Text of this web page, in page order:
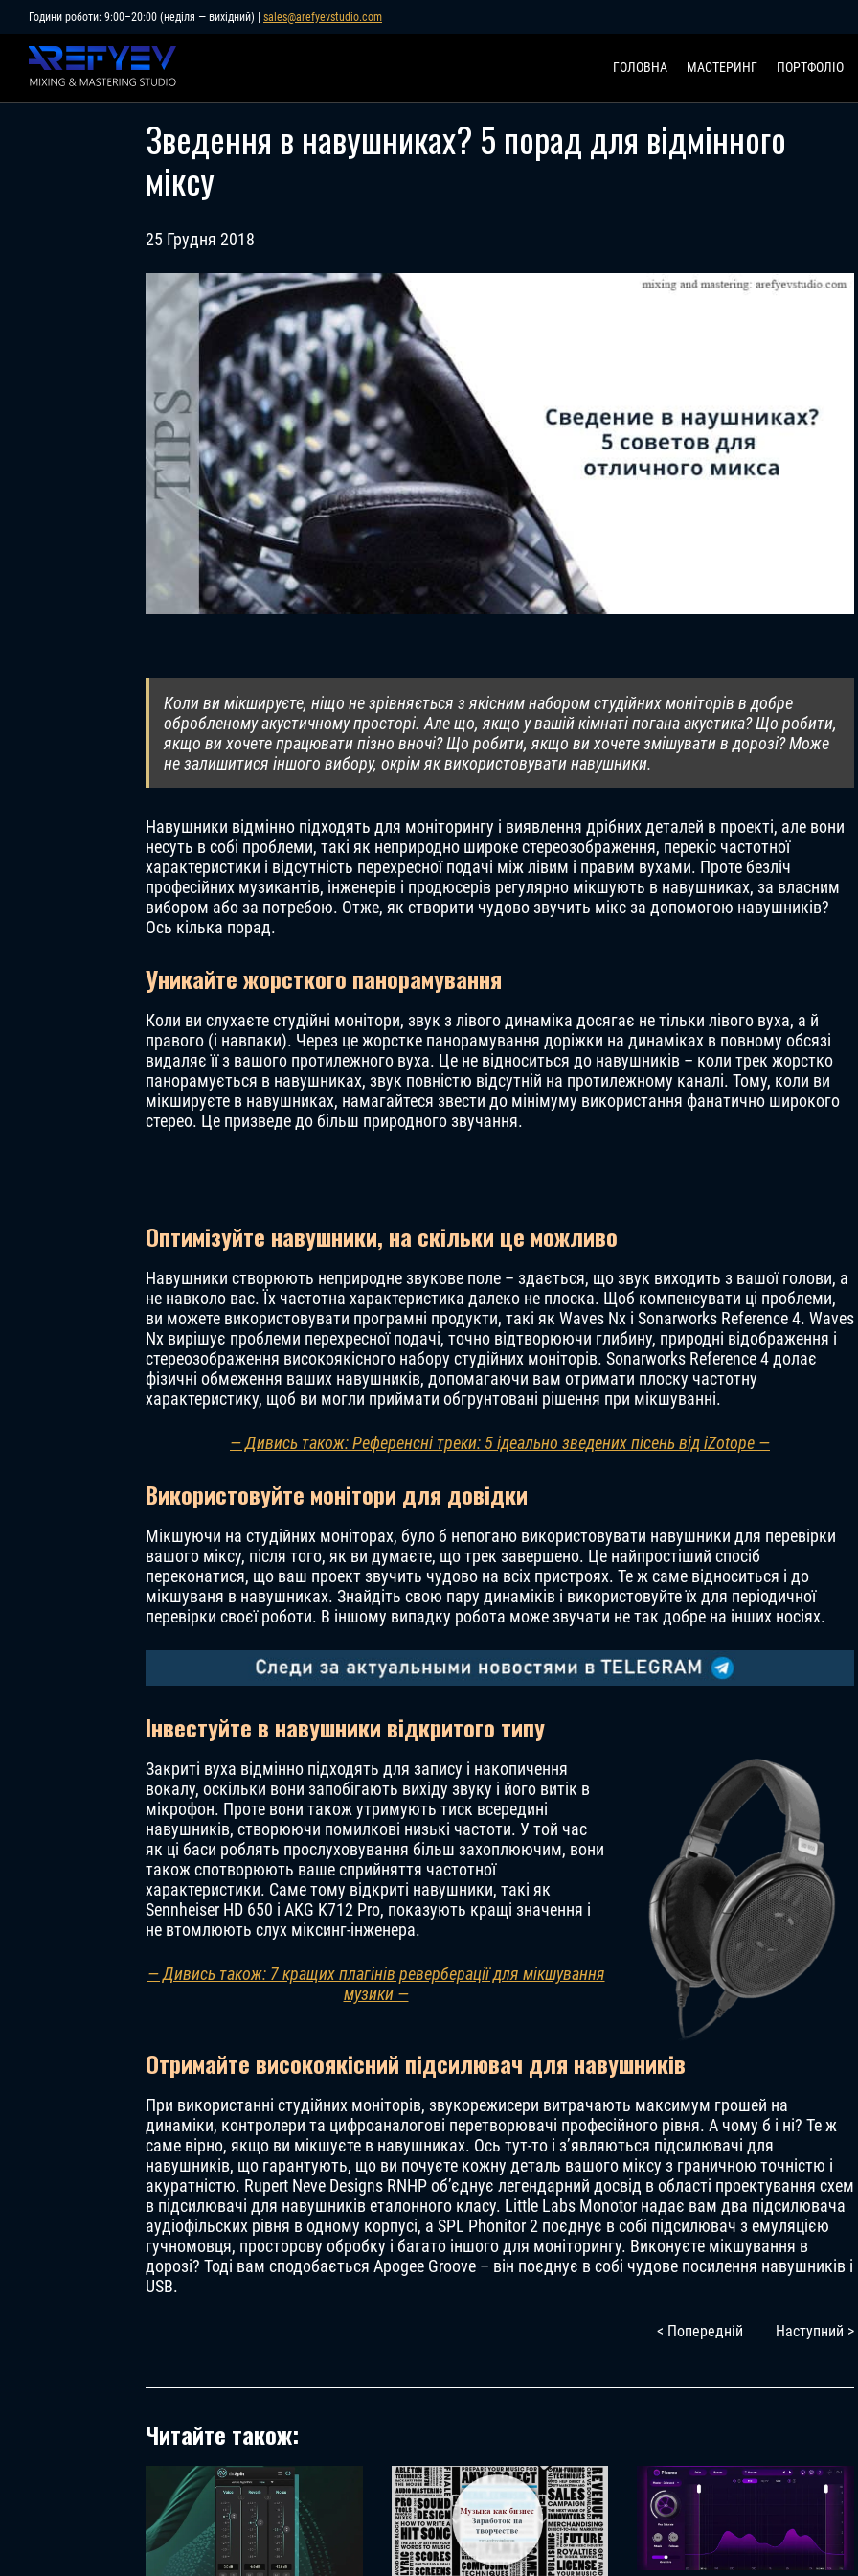
to
content
Години роботи: 9:00–20:00 (неділя — вихідний) | sales@arefyevstudio.com
ГОЛОВНА МАСТЕРИНГ ПОРТФОЛІО
Зведення в навушниках? 5 порад для відмінного
міксу
25 Грудня 2018
Коли ви мікшируєте, ніщо не зрівняється з якісним набором студійних моніторів в добре
обробленому акустичному просторі. Але що, якщо у вашій кімнаті погана акустика? Що робити,
якщо ви хочете працювати пізно вночі? Що робити, якщо ви хочете змішувати в дорозі? Може
не залишитися іншого вибору, окрім як використовувати навушники.
Навушники відмінно підходять для моніторингу і виявлення дрібних деталей в проекті, але вони
несуть в собі проблеми, такі як неприродно широке стереозображення, перекіс частотної
характеристики і відсутність перехресної подачі між лівим і правим вухами. Проте безліч
професійних музикантів, інженерів і продюсерів регулярно мікшують в навушниках, за власним
вибором або за потребою. Отже, як створити чудово звучить мікс за допомогою навушників?
Ось кілька порад.
Уникайте жорсткого панорамування
Коли ви слухаєте студійні монітори, звук з лівого динаміка досягає не тільки лівого вуха, а й
правого (і навпаки). Через це жорстке панорамування доріжки на динаміках в повному обсязі
видаляє її з вашого протилежного вуха. Це не відноситься до навушників – коли трек жорстко
панорамується в навушниках, звук повністю відсутній на протилежному каналі. Тому, коли ви
мікшируєте в навушниках, намагайтеся звести до мінімуму використання фанатично широкого
стерео. Це призведе до більш природного звучання.
Оптимізуйте навушники, на скільки це можливо
Навушники створюють неприродне звукове поле – здається, що звук виходить з вашої голови, а
не навколо вас. Їх частотна характеристика далеко не плоска. Щоб компенсувати ці проблеми,
ви можете використовувати програмні продукти, такі як Waves Nx і Sonarworks Reference 4. Waves
Nx вирішує проблеми перехресної подачі, точно відтворюючи глибину, природні відображення і
стереозображення високоякісного набору студійних моніторів. Sonarworks Reference 4 долає
фізичні обмеження ваших навушників, допомагаючи вам отримати плоску частотну
характеристику, щоб ви могли приймати обгрунтовані рішення при мікшуванні.
— Дивись також: Референсні треки: 5 ідеально зведених пісень від iZotope —
Використовуйте монітори для довідки
Мікшуючи на студійних моніторах, було б непогано використовувати навушники для перевірки
вашого міксу, після того, як ви думаєте, що трек завершено. Це найпростіший спосіб
переконатися, що ваш проект звучить чудово на всіх пристроях. Те ж саме відноситься і до
мікшуваня в навушниках. Знайдіть свою пару динаміків і використовуйте їх для періодичної
перевірки своєї роботи. В іншому випадку робота може звучати не так добре на інших носіях.
Інвестуйте в навушники відкритого типу
Закриті вуха відмінно підходять для запису і накопичення
вокалу, оскільки вони запобігають вихіду звуку і його витік в
мікрофон. Проте вони також утримують тиск всередині
навушників, створюючи помилкові низькі частоти. У той час
як ці баси роблять прослуховування більш захоплюючим, вони
також спотворюють ваше сприйняття частотної
характеристики. Саме тому відкриті навушники, такі як
Sennheiser HD 650 і AKG K712 Pro, показують кращі значення і
не втомлюють слух міксинг-інженера.
— Дивись також: 7 кращих плагінів реверберації для мікшування
музики —
Отримайте високоякісний підсилювач для навушників
При використанні студійних моніторів, звукорежисери витрачають максимум грошей на
динаміки, контролери та цифроаналогові перетворювачі професійного рівня. А чому б і ні? Те ж
саме вірно, якщо ви мікшуєте в навушниках. Ось тут-то і з’являються підсилювачі для
навушників, що гарантують, що ви почуєте кожну деталь вашого міксу з граничною точністю і
акуратністю. Rupert Neve Designs RNHP об’єднує легендарний досвід в області проектування схем
в підсилювачі для навушників еталонного класу. Little Labs Monotor надає вам два підсилювача
аудіофільских рівня в одному корпусі, а SPL Phonitor 2 поєднує в собі підсилювач з емуляцією
гучномовця, просторову обробку і багато іншого для моніторингу. Виконуєте мікшування в
дорозі? Тоді вам сподобається Apogee Groove – він поєднує в собі чудове посилення навушників і
USB.
< Попередній Наступний >
Читайте також: